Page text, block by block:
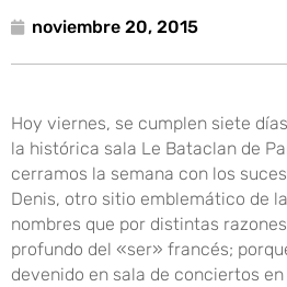
noviembre 20, 2015
Hoy viernes, se cumplen siete
la histórica sala Le Bataclan de
cerramos la semana con los
Denis, otro sitio emblemático de
nombres que por distintas
profundo del «ser» francés;
devenido en sala de conciertos